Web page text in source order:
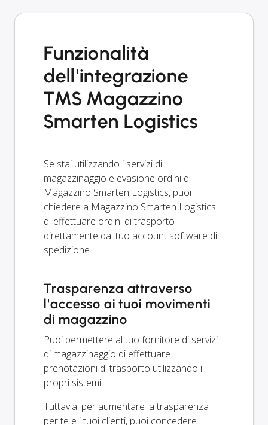
Funzionalità
dell'integrazione
TMS Magazzino
Smarten Logistics
Se stai utilizzando i servizi di
magazzinaggio e evasione ordini di
Magazzino Smarten Logistics, puoi
chiedere a Magazzino Smarten Logistics
di effettuare ordini di trasporto
direttamente dal tuo account software di
spedizione.
Trasparenza attraverso
l'accesso ai tuoi movimenti
di magazzino
Puoi permettere al tuo fornitore di servizi
di magazzinaggio di effettuare
prenotazioni di trasporto utilizzando i
propri sistemi.
Tuttavia, per aumentare la trasparenza
per te e i tuoi clienti, puoi concedere